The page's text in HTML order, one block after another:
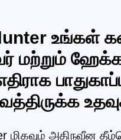
உங்கள்
மற்றும்
மிகவும் அதிநவீன